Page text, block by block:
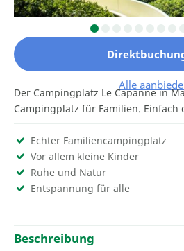
Alle
Der Campingplatz Le Capanne in
Campingplatz für Familien. Einfach
Echter Familiencampingplatz
Vor allem kleine Kinder
Ruhe und Natur
Entspannung für alle
Beschreibung